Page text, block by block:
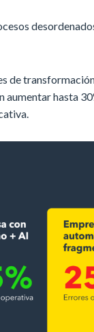
de
aumentar hasta